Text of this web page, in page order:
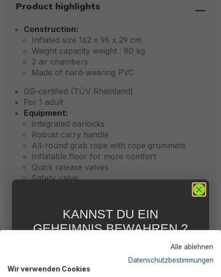
Product highlights
Construction:
Inflated size 162 x 96 x 29 cm
Weight capacity weight : 80 kg
3 air chambers
Made of hard-wearing PVC
GS-certified (TÜV Rheinland)
For 1 adult
Equipment:
Integrated oarlocks
Robust carry handle
All-round grab rope with rope grommets
Inflatable floor for more comfort
Quick release valves
Safety valve
Full color box
Alle ablehnen
Datenschutzbestimmungen
Wir verwenden Cookies
KANNST DU EIN
GEHEIMNIS BEWAHREN ?
FÜR DICH
Abonniere jetzt unseren kostenlosen